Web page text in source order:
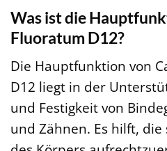
Was ist die
Fluoratum D12?
Die Hauptfunktion von
D12 liegt in der
und Festigkeit von
und Zähnen. Es hilft,